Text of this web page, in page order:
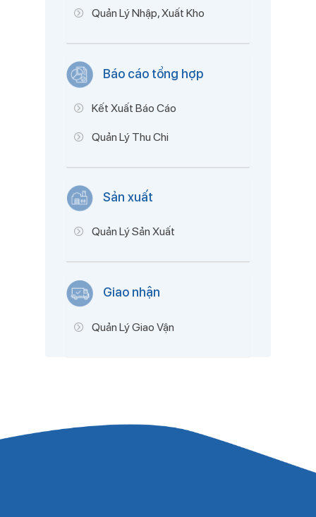
Quản Lý Nhập, Xuất Kho
Báo cáo tổng hợp
Kết Xuất Báo Cáo
Quản Lý Thu Chi
Sản xuất
Quản Lý Sản Xuất
Giao nhận
Quản Lý Giao Vận